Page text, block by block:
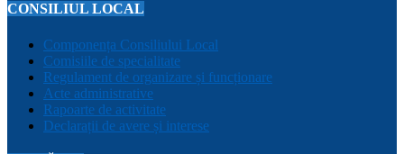
CONSILIUL LOCAL
Componența Consiliului Local
Comisiile de specialitate
Regulament de organizare și funcționare
Acte administrative
Rapoarte de activitate
Declarații de avere și interese